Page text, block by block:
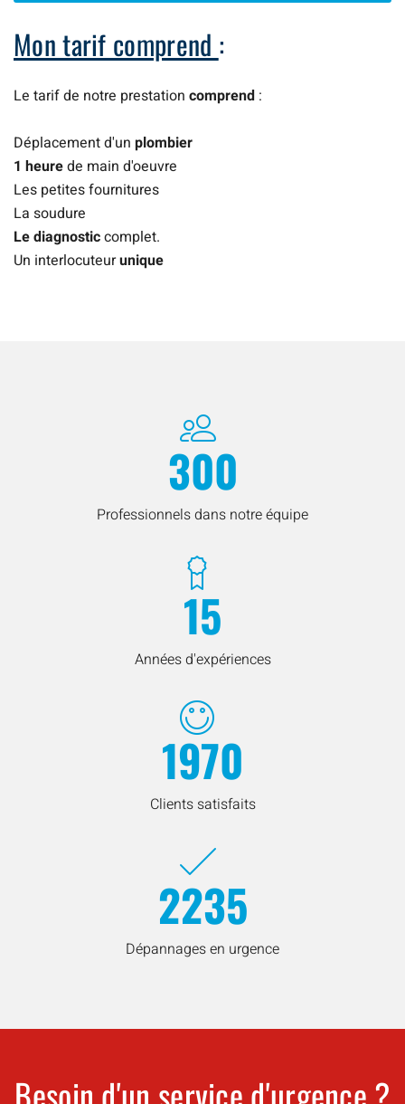
Mon tarif comprend :
Le tarif de notre prestation comprend :
Déplacement d'un plombier
1 heurede main d'oeuvre
Les petites fournitures
La soudure
Le diagnosticcomplet.
Un interlocuteurunique
300
Professionnels dans notre équipe
15
Années d'expériences
1970
Clients satisfaits
2235
Dépannages en urgence